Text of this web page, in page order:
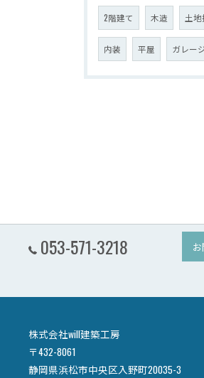
2階建て 木造 土地
内装 平屋 ガレー
053-571-3218
株式会社will建築工房
〒432-8061
静岡県浜松市中央区入野町20035-3